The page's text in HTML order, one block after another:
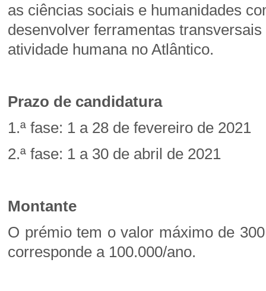
as ciências sociais e humanidades
desenvolver ferramentas
atividade humana no Atlântico.
Prazo de candidatura
1.ª fase: 1 a 28 de fevereiro de 2021
2.ª fase: 1 a 30 de abril de 2021
Montante
O prémio tem o valor máximo de
corresponde a 100.000/ano.